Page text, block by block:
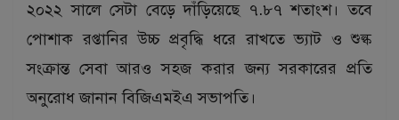
২০২২ সালে সেটা বেড়ে দাঁড়িয়েছে ৭.৮৭ শতাংশ। তবে
পোশাক রপ্তানির উচ্চ প্রবৃদ্ধি ধরে রাখতে ভ্যাট ও শুল্ক
সংক্রান্ত সেবা আরও সহজ করার জন্য সরকারের প্রতি
অনুরোধ জানান বিজিএমইএ সভাপতি।